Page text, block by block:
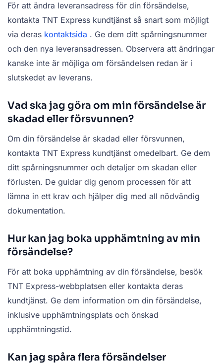
För att ändra leveransadress för din försändelse,
kontakta TNT Express kundtjänst så snart som möjligt
via deras kontaktsida . Ge dem ditt spårningsnummer
och den nya leveransadressen. Observera att ändringar
kanske inte är möjliga om försändelsen redan är i
slutskedet av leverans.
Vad ska jag göra om min försändelse är
skadad eller försvunnen?
Om din försändelse är skadad eller försvunnen,
kontakta TNT Express kundtjänst omedelbart. Ge dem
ditt spårningsnummer och detaljer om skadan eller
förlusten. De guidar dig genom processen för att
lämna in ett krav och hjälper dig med all nödvändig
dokumentation.
Hur kan jag boka upphämtning av min
försändelse?
För att boka upphämtning av din försändelse, besök
TNT Express-webbplatsen eller kontakta deras
kundtjänst. Ge dem information om din försändelse,
inklusive upphämtningsplats och önskad
upphämtningstid.
Kan jag spåra flera försändelser